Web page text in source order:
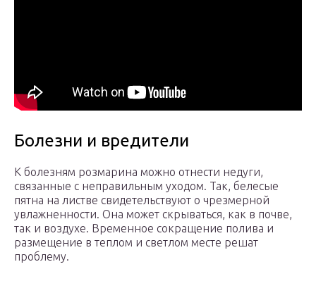
Болезни и вредители
К болезням розмарина можно отнести недуги,
связанные с неправильным уходом. Так, белесые
пятна на листве свидетельствуют о чрезмерной
увлажненности. Она может скрываться, как в почве,
так и воздухе. Временное сокращение полива и
размещение в теплом и светлом месте решат
проблему.